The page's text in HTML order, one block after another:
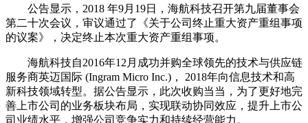
公告显示，2018 年9月19日，海航科技召开第九届董事会
第二十次会议，审议通过了《关于公司终止重大资产重组事项
的议案》，决定终止本次重大资产重组事项。
海航科技自2016年12月成功并购全球领先的技术与供应链
服务商英迈国际 (Ingram Micro Inc.)， 2018年向信息技术和高
新科技领域转型。据公告显示，此次收购当当，为了更好地完
善上市公司的业务板块布局，实现联动协同效应，提升上市公
司业绩水平，增强公司竞争实力和持续经营能力。